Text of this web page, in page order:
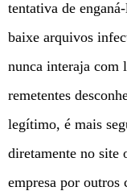
tentativa de
baixe arquivos
nunca interaja com
remetentes
legítimo, é mais
diretamente no site
empresa por outros